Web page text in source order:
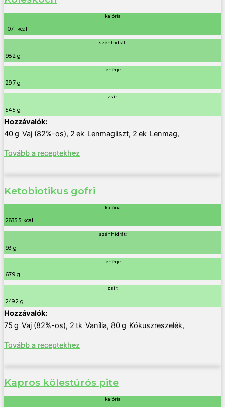
kalória
1071 kcal
szénhidrát:
98.2 g
fehérje
29.7 g
zsír:
54.5 g
40g Vaj (82%-os), 2 ek Lenmagliszt, 2 ek Lenmag,
Tovább a receptekhez
Ketobiotikus gofri
kalória
2835.5 kcal
szénhidrát:
93 g
fehérje
67.9 g
zsír:
249.2 g
75 g Vaj (82%-os), 2 tk Vanília, 80g Kókuszreszelék,
Tovább a receptekhez
Kapros kölestúrós pite
kalória